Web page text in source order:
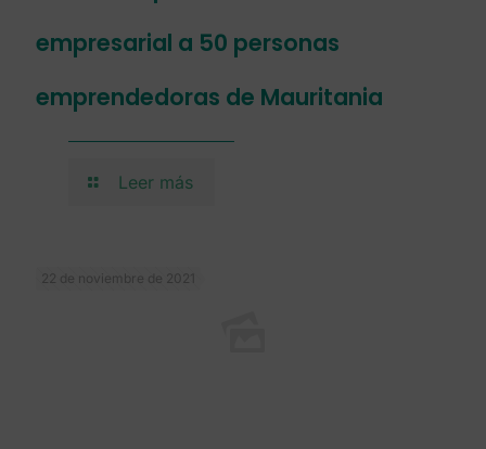
empresarial a 50 personas
emprendedoras de Mauritania
Leer más
22 de noviembre de 2021